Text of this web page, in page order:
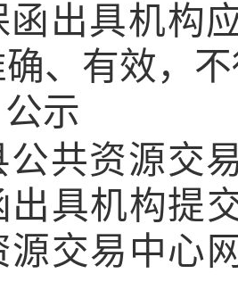
函出具机构
、有效，
公示
公共资源交
出具机构提
源交易中心